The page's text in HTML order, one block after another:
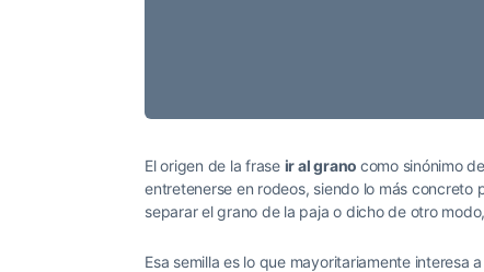
El origen de la frase ir al grano como sinónimo
entretenerse en rodeos, siendo lo más concreto
separar el grano de la paja o dicho de otro
Esa semilla es lo que mayoritariamente interesa